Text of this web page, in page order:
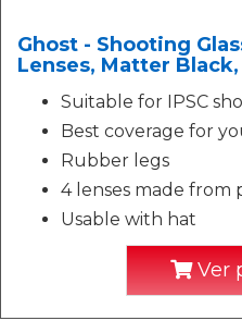
Ghost - Shooting
Lenses, Matter
Suitable for IPSC
Best coverage for
Rubber legs
4 lenses made from
Usable with hat
Ver